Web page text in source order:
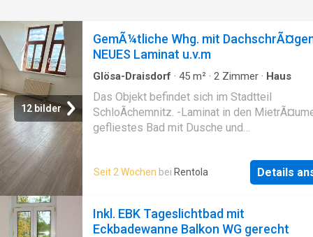
12 bilder
GemÃ¼tliche Whg. mit
NEUES Laminat u.v.m
Glösa-Draisdorf · 45 m² · 2 Zimmer · Haus
Das Objekt befindet sich im Stadtteil
SchloÃchemnitz. -Laminat in den
gefliestes Bad mit Dusche und
RÃ¤ume -saniertes Mehrfamilienhaus -
Anzahl der Schlafzimmer: 1, Anzahl der
Seit 2 Wochen bei Rentola Details
Inkl. EBK Tageslichtbad mit
Eckbadewanne Balkon WG gerecht